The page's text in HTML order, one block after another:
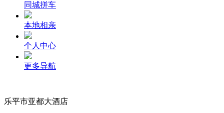
同城拼车
本地相亲
个人中心
更多导航
乐平市亚都大酒店